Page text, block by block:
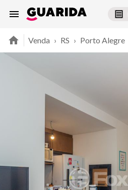
Venda › RS › Porto Alegre